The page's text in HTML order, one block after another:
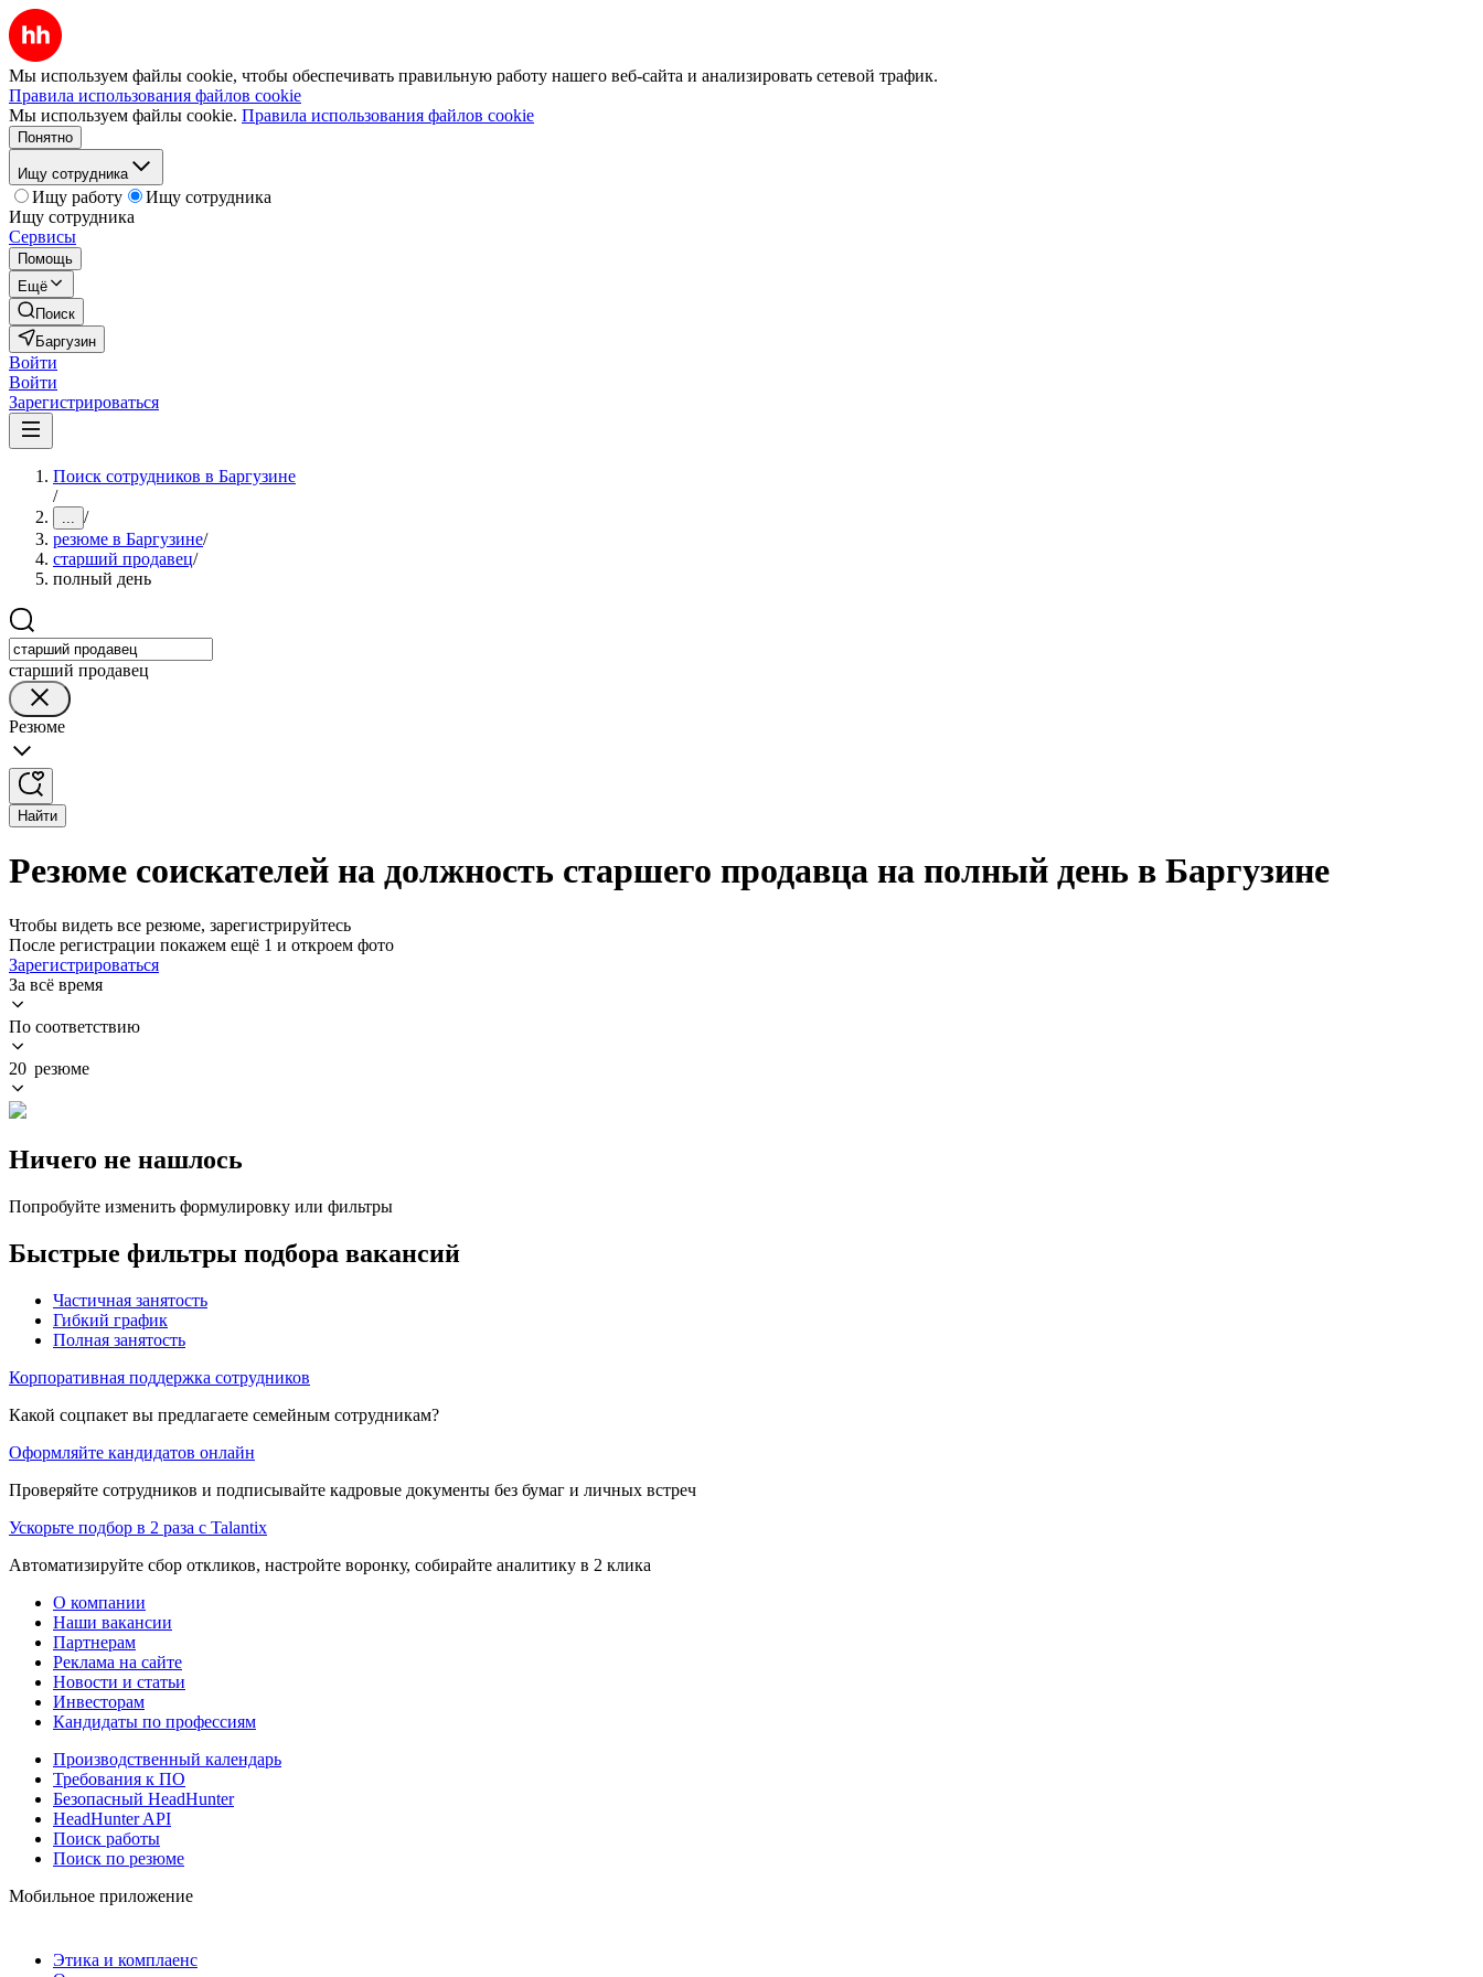
Мы используем файлы cookie, чтобы обеспечивать правильную работу нашего веб-сайта и анализировать сетевой трафик.
Правила использования файлов cookie
Мы используем файлы cookie. Правила использования файлов cookie
Понятно
Ищу сотрудника
Ищу работу
Ищу сотрудника
Ищу сотрудника
Сервисы
Помощь
Ещё
Поиск
Баргузин
Войти
Войти
Зарегистрироваться
Поиск сотрудников в Баргузине
/
... /
резюме в Баргузине/
старший продавец/
полный день
старший продавец
Резюме
Найти
Резюме соискателей на должность старшего продавца на полный день в Баргузине
Чтобы видеть все резюме, зарегистрируйтесь
После регистрации покажем ещё 1 и откроем фото
Зарегистрироваться
За всё время
По соответствию
20 резюме
Ничего не нашлось
Попробуйте изменить формулировку или фильтры
Быстрые фильтры подбора вакансий
Частичная занятость
Гибкий график
Полная занятость
Корпоративная поддержка сотрудников
Какой соцпакет вы предлагаете семейным сотрудникам?
Оформляйте кандидатов онлайн
Проверяйте сотрудников и подписывайте кадровые документы без бумаг и личных встреч
Ускорьте подбор в 2 раза с Talantix
Автоматизируйте сбор откликов, настройте воронку, собирайте аналитику в 2 клика
О компании
Наши вакансии
Партнерам
Реклама на сайте
Новости и статьи
Инвесторам
Кандидаты по профессиям
Производственный календарь
Требования к ПО
Безопасный HeadHunter
HeadHunter API
Поиск работы
Поиск по резюме
Мобильное приложение
Этика и комплаенс